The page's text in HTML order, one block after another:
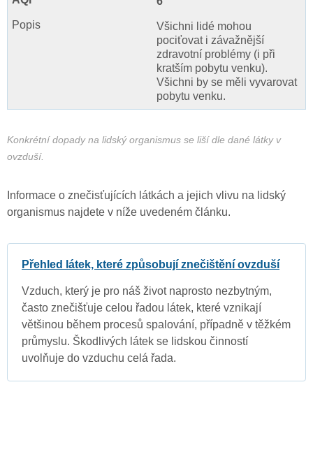
Všichni lidé mohou
pociťovat i závažnější
zdravotní problémy (i při
kratším pobytu venku).
Všichni by se měli vyvarovat
pobytu venku.
Konkrétní dopady na lidský organismus se liší dle dané látky v
ovzduší.
Informace o znečisťujících látkách a jejich vlivu na lidský
organismus najdete v níže uvedeném článku.
Přehled látek, které způsobují znečištění ovzduší
Vzduch, který je pro náš život naprosto nezbytným,
často znečišťuje celou řadou látek, které vznikají
většinou během procesů spalování, případně v těžkém
průmyslu. Škodlivých látek se lidskou činností
uvolňuje do vzduchu celá řada.